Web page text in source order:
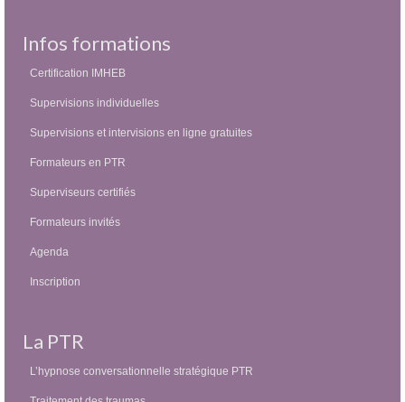
Infos formations
Certification IMHEB
Supervisions individuelles
Supervisions et intervisions en ligne gratuites
Formateurs en PTR
Superviseurs certifiés
Formateurs invités
Agenda
Inscription
La PTR
L’hypnose conversationnelle stratégique PTR